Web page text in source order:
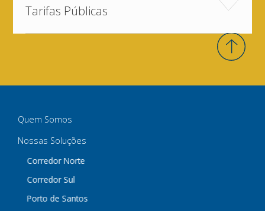
Tarifas Públicas
Quem Somos
Nossas Soluções
Corredor Norte
Corredor Sul
Porto de Santos